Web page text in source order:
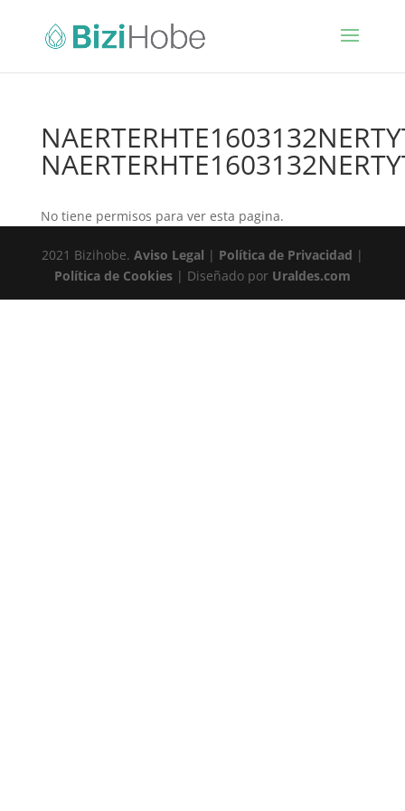
No tiene permisos para ver esta pagina.
2021 Bizihobe. Aviso Legal | Política de Privacidad |
Política de Cookies| Diseñado por Uraldes.com